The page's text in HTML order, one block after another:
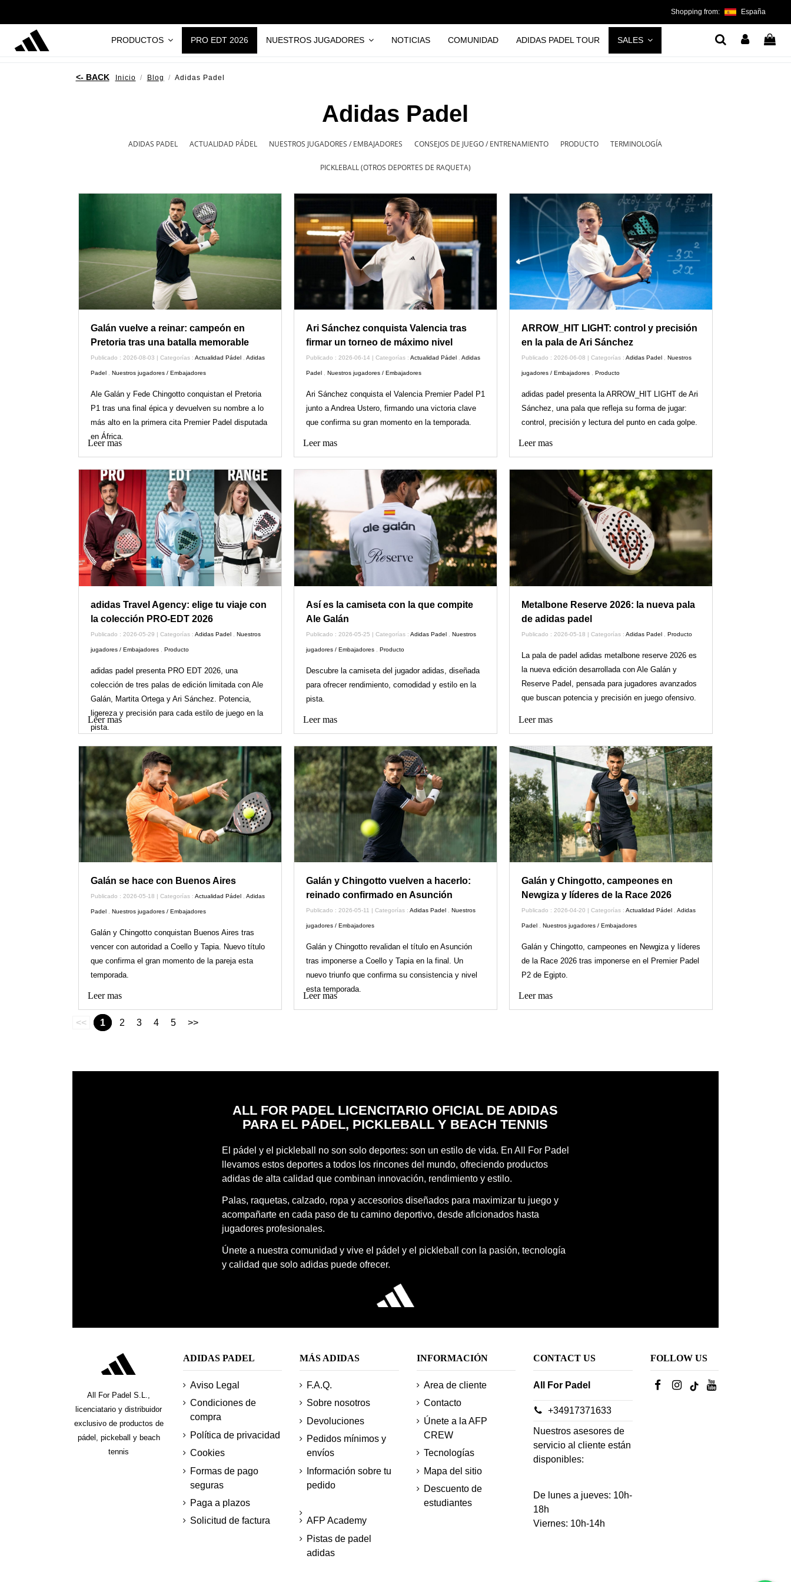
Shopping from: España
PRODUCTOS PRO EDT 2026 NUESTROS JUGADORES NOTICIAS COMUNIDAD ADIDAS PADEL TOUR SALES
Inicio Blog Adidas Padel
Adidas Padel
ADIDAS PADEL ACTUALIDAD PÁDEL NUESTROS JUGADORES / EMBAJADORES CONSEJOS DE JUEGO / ENTRENAMIENTO PRODUCTO TERMINOLOGÍA
PICKLEBALL (OTROS DEPORTES DE RAQUETA)
Galán vuelve a reinar: campeón en
Pretoria tras una batalla memorable
Publicado : 2026-08-03 | Categorías : Actualidad Pádel, Adidas
Padel, Nuestros jugadores / Embajadores
Ale Galán y Fede Chingotto conquistan el Pretoria
P1 tras una final épica y devuelven su nombre a lo
más alto en la primera cita Premier Padel disputada
en África.
Leer mas
Ari Sánchez conquista Valencia tras
firmar un torneo de máximo nivel
Publicado : 2026-06-14 | Categorías : Actualidad Pádel, Adidas
Padel, Nuestros jugadores / Embajadores
Ari Sánchez conquista el Valencia Premier Padel P1
junto a Andrea Ustero, firmando una victoria clave
que confirma su gran momento en la temporada.
Leer mas
ARROW_HIT LIGHT: control y precisión
en la pala de Ari Sánchez
Publicado : 2026-06-08 | Categorías :Adidas Padel ,Nuestros
jugadores / Embajadores ,Producto
adidas padel presenta la ARROW_HIT LIGHT de Ari
Sánchez, una pala que refleja su forma de jugar:
control, precisión y lectura del punto en cada golpe.
Leer mas
adidas Travel Agency: elige tu viaje con
la colección PRO-EDT 2026
Publicado : 2026-05-29 | Categorías : Adidas Padel, Nuestros
jugadores / Embajadores, Producto
adidas padel presenta PRO EDT 2026, una
colección de tres palas de edición limitada con Ale
Galán, Martita Ortega y Ari Sánchez. Potencia,
ligereza y precisión para cada estilo de juego en la
pista.
Leer mas
Así es la camiseta con la que compite
Ale Galán
Publicado : 2026-05-25 | Categorías : Adidas Padel, Nuestros
jugadores / Embajadores, Producto
Descubre la camiseta del jugador adidas, diseñada
para ofrecer rendimiento, comodidad y estilo en la
pista.
Leer mas
Metalbone Reserve 2026: la nueva pala
de adidas padel
Publicado : 2026-05-18 | Categorías :Adidas Padel ,Producto
La pala de padel adidas metalbone reserve 2026 es
la nueva edición desarrollada con Ale Galán y
Reserve Padel, pensada para jugadores avanzados
que buscan potencia y precisión en juego ofensivo.
Leer mas
Galán se hace con Buenos Aires
Publicado : 2026-05-18 | Categorías : Actualidad Pádel, Adidas
Padel, Nuestros jugadores / Embajadores
Galán y Chingotto conquistan Buenos Aires tras
vencer con autoridad a Coello y Tapia. Nuevo título
que confirma el gran momento de la pareja esta
temporada.
Leer mas
Galán y Chingotto vuelven a hacerlo:
reinado confirmado en Asunción
Publicado : 2026-05-11 | Categorías : Adidas Padel, Nuestros
jugadores / Embajadores
Galán y Chingotto revalidan el título en Asunción
tras imponerse a Coello y Tapia en la final. Un
nuevo triunfo que confirma su consistencia y nivel
esta temporada.
Leer mas
Galán y Chingotto, campeones en
Newgiza y líderes de la Race 2026
Publicado : 2026-04-20 | Categorías :Actualidad Pádel ,Adidas
Padel ,Nuestros jugadores / Embajadores
Galán y Chingotto, campeones en Newgiza y líderes
de la Race 2026 tras imponerse en el Premier Padel
P2 de Egipto.
Leer mas
<< 1 2 3 4 5 >>
ALL FOR PADEL LICENCITARIO OFICIAL DE ADIDAS
PARA EL PÁDEL, PICKLEBALL Y BEACH TENNIS
El pádel y el pickleball no son solo deportes: son un estilo de vida. En All For Padel
llevamos estos deportes a todos los rincones del mundo, ofreciendo productos
adidas de alta calidad que combinan innovación, rendimiento y estilo.
Palas, raquetas, calzado, ropa y accesorios diseñados para maximizar tu juego y
acompañarte en cada paso de tu camino deportivo, desde aficionados hasta
jugadores profesionales.
Únete a nuestra comunidad y vive el pádel y el pickleball con la pasión, tecnología
y calidad que solo adidas puede ofrecer.
All For Padel S.L.,
licenciatario y distribuidor
exclusivo de productos de
pádel, pickeball y beach
tennis
ADIDAS PADEL
Aviso Legal
Condiciones de
compra
Política de privacidad
Cookies
Formas de pago
seguras
Paga a plazos
Solicitud de factura
MÁS ADIDAS
F.A.Q.
Sobre nosotros
Devoluciones
Pedidos mínimos y
envíos
Información sobre tu
pedido
AFP Academy
Pistas de padel
adidas
INFORMACIÓN
Area de cliente
Contacto
Únete a la AFP
CREW
Tecnologías
Mapa del sitio
Descuento de
estudiantes
CONTACT US
All For Padel
+34917371633
Nuestros asesores de
servicio al cliente están
disponibles:
De lunes a jueves: 10h-
18h
Viernes: 10h-14h
FOLLOW US